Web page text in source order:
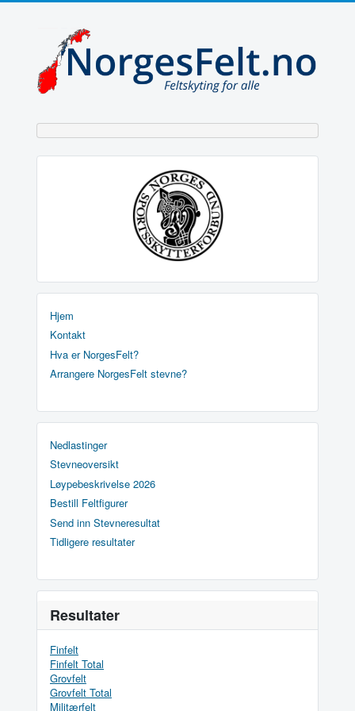
Hjem
Kontakt
Hva er NorgesFelt?
Arrangere NorgesFelt stevne?
Nedlastinger
Stevneoversikt
Løypebeskrivelse 2026
Bestill Feltfigurer
Send inn Stevneresultat
Tidligere resultater
Resultater
Finfelt
Finfelt Total
Grovfelt
Grovfelt Total
Militærfelt